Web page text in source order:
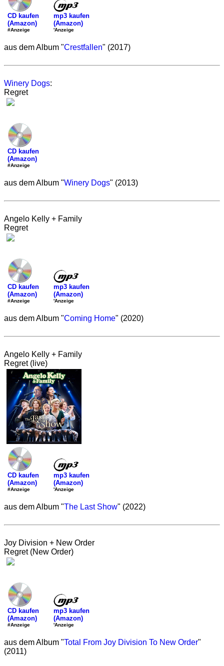
CD kaufen
(Amazon)
#Anzeige
mp3 kaufen
(Amazon)
'Anzeige
aus dem Album "Crestfallen" (2017)
Winery Dogs:
Regret
CD kaufen
(Amazon)
#Anzeige
aus dem Album "Winery Dogs" (2013)
Angelo Kelly + Family
Regret
CD kaufen
(Amazon)
#Anzeige
mp3 kaufen
(Amazon)
'Anzeige
aus dem Album "Coming Home" (2020)
Angelo Kelly + Family
Regret (live)
CD kaufen
(Amazon)
#Anzeige
mp3 kaufen
(Amazon)
'Anzeige
aus dem Album "The Last Show" (2022)
Joy Division + New Order
Regret (New Order)
CD kaufen
(Amazon)
#Anzeige
mp3 kaufen
(Amazon)
'Anzeige
aus dem Album "Total From Joy Division To New Order"
(2011)